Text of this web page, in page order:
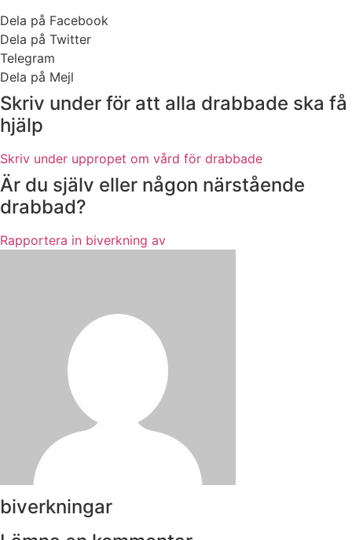
Dela på Facebook
Dela på Twitter
Telegram
Dela på Mejl
Skriv under för att alla drabbade ska få
hjälp
Skriv under uppropet om vård för drabbade
Är du själv eller någon närstående
drabbad?
Rapportera in biverkning av
biverkningar